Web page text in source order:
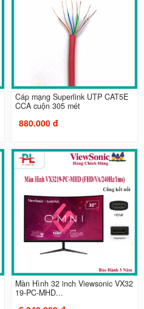
Cáp mạng Superlink UTP CAT5E
CCA cuộn 305 mét
880.000 đ
Màn Hình 32 inch Viewsonic VX32
19-PC-MHD...